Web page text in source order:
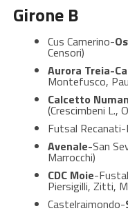
Girone B
Cus Camerino-
Censori)
Aurora Treia-
Montefusco,
Calcetto
(Crescimbeni L.,
Futsal
Avenale-San
Marrocchi)
CDC Moie-
Piersigilli, Zitti,
Castelraimondo-